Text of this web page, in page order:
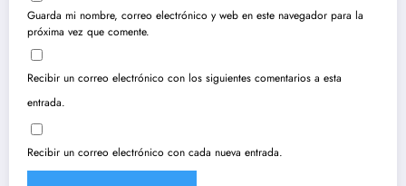
Guarda mi nombre, correo electrónico y web en este navegador para la
próxima vez que comente.
Recibir un correo electrónico con los siguientes comentarios a esta
entrada.
Recibir un correo electrónico con cada nueva entrada.